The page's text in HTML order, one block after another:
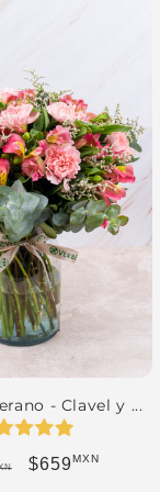
- Clavel y ...
habitual
Precio de oferta
$659MXN